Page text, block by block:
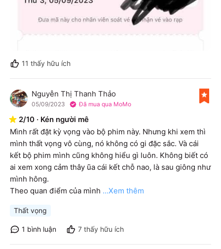
11 thấy hữu ích
N Nguyễn Thị Thanh Thảo
05/09/2023 Đã mua qua MoMo
2/10 · Kén người mê
Mình rất đặt kỳ vọng vào bộ phim này. Nhưng khi xem thì
mình thất vọng vô cùng, nó không có gi đặc sắc. Và cái
kết bộ phim mình cũng không hiểu gì luôn. Không biết có
ai xem xong cảm thây ũa cái kết chỗ nao, là sau giông như
mình hông.
Theo quan điểm của mình ...Xem thêm
Thất vọng
1 bình luận 7 thấy hữu ích